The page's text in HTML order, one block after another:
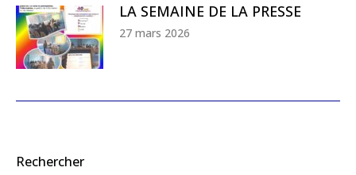
LA SEMAINE DE LA PRESSE
27 mars 2026
Rechercher